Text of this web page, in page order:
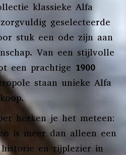
klassieke Alfa
geselecteerde
stuk een ode zijn aan
Van een stijlvolle
een prachtige 1900
staan unieke Alfa
herken je het meteen:
is meer dan alleen een
en rijplezier in